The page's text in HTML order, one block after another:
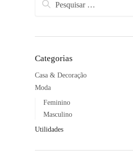
Categorias
Casa & Decoração
Moda
Feminino
Masculino
Utilidades